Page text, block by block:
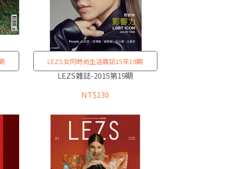
LEZS女同時尚生活雜誌15年19期
LEZS雜誌-2015第19期
NT$130